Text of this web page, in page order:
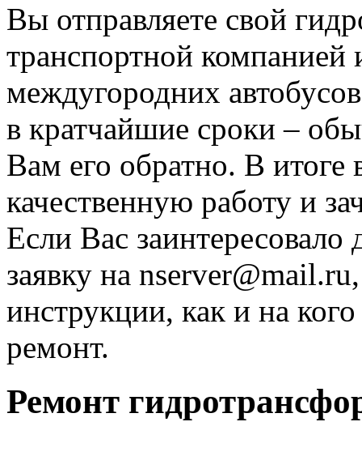
Вы отправляете свой
транспортной компанией
междугородних
в кратчайшие сроки –
Вам его обратно. В итоге
качественную работу и
Если Вас заинтересовало
заявку на
инструкции, как и на
ремонт.
Ремонт